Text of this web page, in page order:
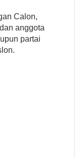
Calon,
anggota
partai